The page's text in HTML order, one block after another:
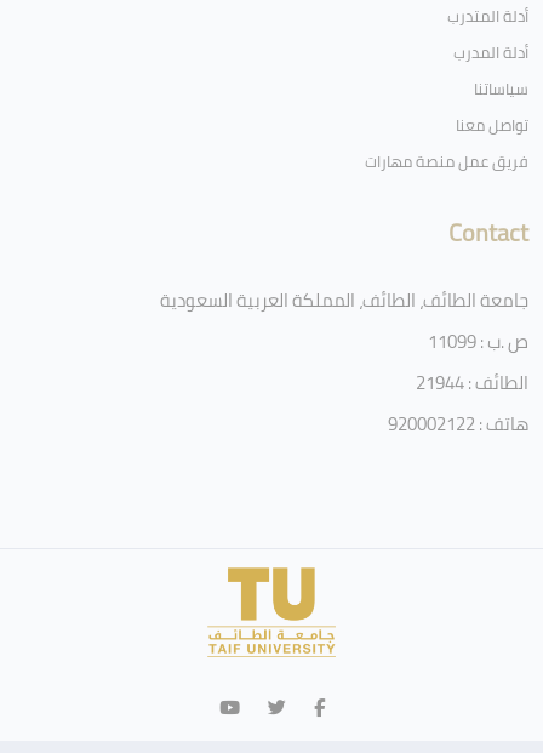
أدلة المتدرب
أدلة المدرب
سياساتنا
تواصل معنا
فريق عمل منصة مهارات
Contact
جامعة الطائف، الطائف، المملكة العربية السعودية
ص .ب : 11099
الطائف : 21944
هاتف : 920002122